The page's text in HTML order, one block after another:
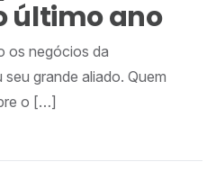
último ano
os negócios da
grande aliado. Quem
o […]